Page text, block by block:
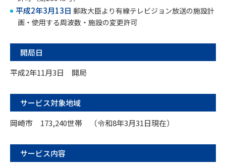
平成2年3月13日 郵政大臣より有線テレビジョン放送の施設計
画・使用する周波数・施設の変更許可
開局日
平成2年11月3日 開局
サービス対象地域
岡崎市 173,240世帯 （令和8年3月31日現在）
サービス内容